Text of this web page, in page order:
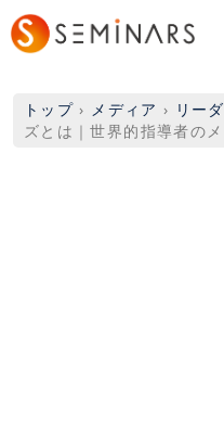
トップ › メディア › リー
ズとは｜世界的指導者の